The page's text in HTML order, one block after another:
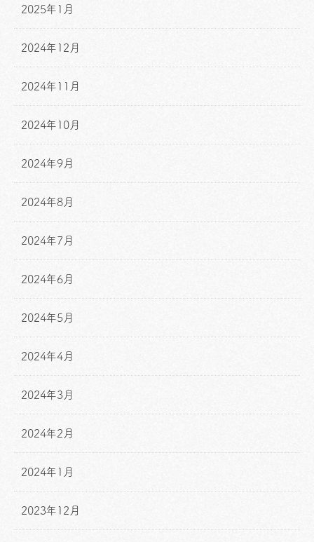
2025年1月
2024年12月
2024年11月
2024年10月
2024年9月
2024年8月
2024年7月
2024年6月
2024年5月
2024年4月
2024年3月
2024年2月
2024年1月
2023年12月